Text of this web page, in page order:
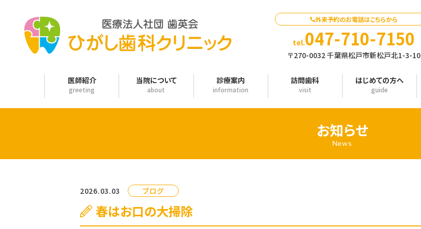
外来予約のお電話はこちらから
tel.047-710-7150
〒270-0032 千葉県松戸市新松戸北1-3-10
医師紹介
greeting
当院について
about
診療案内
information
訪問歯科
visit
はじめての方へ
guide
お知らせ
News
2026.03.03 ブログ
春はお口の大掃除